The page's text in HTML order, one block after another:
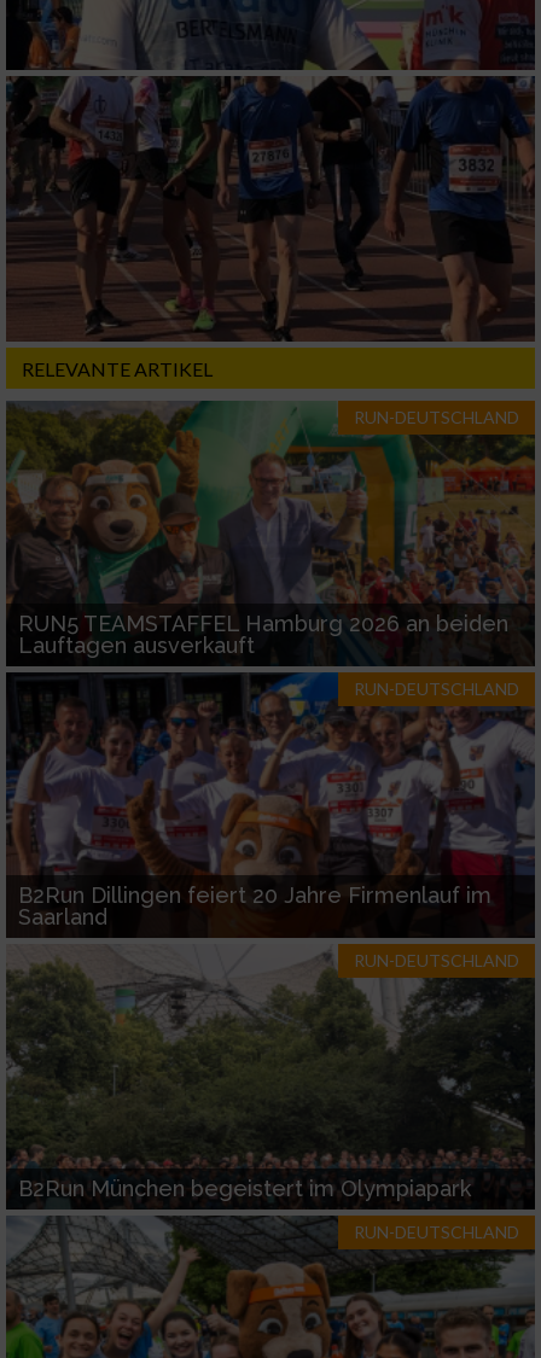
RELEVANTE ARTIKEL
RUN-DEUTSCHLAND
RUN5 TEAMSTAFFEL Hamburg 2026 an beiden
Lauftagen ausverkauft
RUN-DEUTSCHLAND
B2Run Dillingen feiert 20 Jahre Firmenlauf im
Saarland
RUN-DEUTSCHLAND
B2Run München begeistert im Olympiapark
RUN-DEUTSCHLAND
Geräte anhand von aktiv angeforderten
Informationen identifizieren
Nicht-IAB-Verarbeitungszwecke:
Notwendig
Performance
Funktional
Werbung